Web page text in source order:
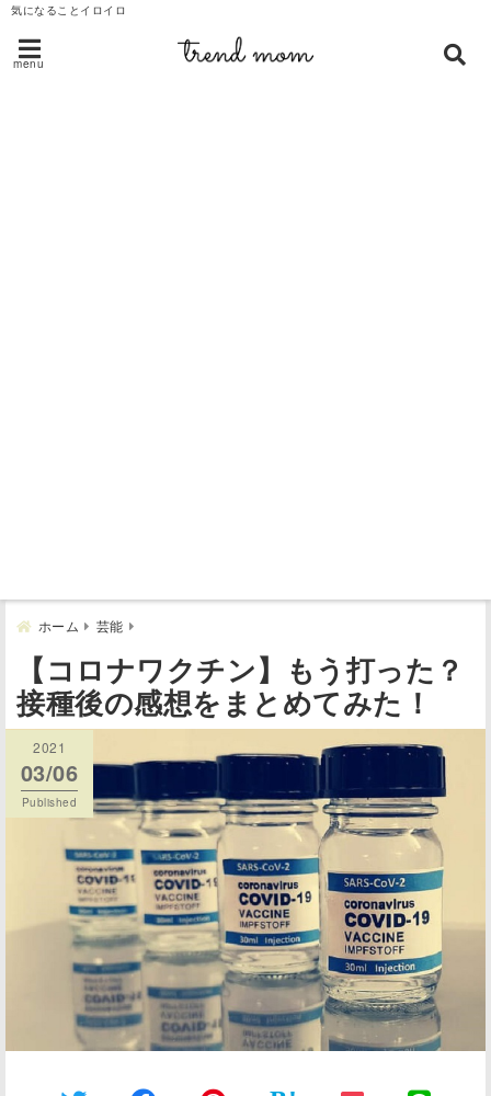
気になることイロイロ
menu
ホーム 芸能
【コロナワクチン】もう打った？
接種後の感想をまとめてみた！
2021
03/06
Published